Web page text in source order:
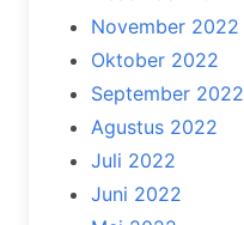
November 2022
Oktober 2022
September 2022
Agustus 2022
Juli 2022
Juni 2022